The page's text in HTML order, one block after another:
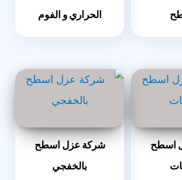
الحراري و الفوم
اسطح
شركة عزل اسطح
بالخفجي